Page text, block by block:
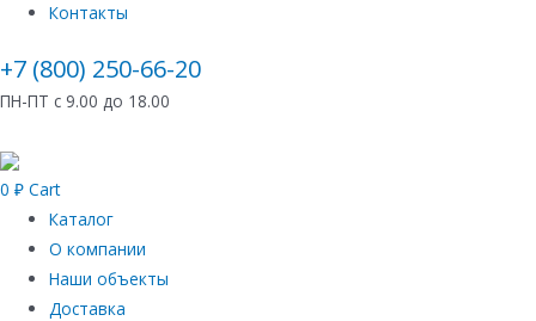
Контакты
+7 (800) 250-66-20
ПН-ПТ с 9.00 до 18.00
0 ₽ Cart
Каталог
О компании
Наши объекты
Доставка